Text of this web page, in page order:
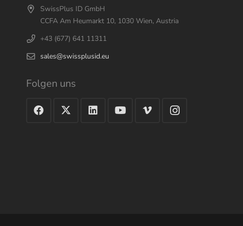
SwissPlus ID GmbH
CCFA Am Heumarkt 10, 1030 Wien, Austria
+43 (677) 641 11311
sales@swissplusid.eu
Folgen uns